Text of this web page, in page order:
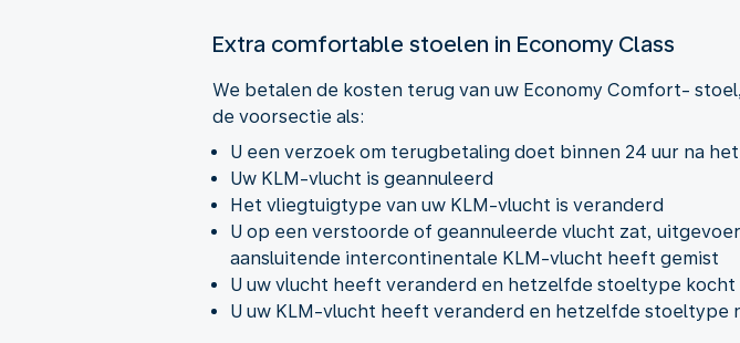
Extra comfortable stoelen in Economy Class
We betalen de kosten terug van uw Economy Comfort-
de voorsectie als:
U een verzoek om terugbetaling doet binnen 24 uur na
Uw KLM-vlucht is geannuleerd
Het vliegtuigtype van uw KLM-vlucht is veranderd
U op een verstoorde of geannuleerde vlucht zat,
aansluitende intercontinentale KLM-vlucht heeft gemist
U uw vlucht heeft veranderd en hetzelfde stoeltype kocht
U uw KLM-vlucht heeft veranderd en hetzelfde stoeltype